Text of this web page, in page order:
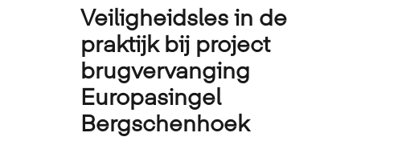
Veiligheidsles in de
praktijk bij project
brugvervanging
Europasingel
Bergschenhoek